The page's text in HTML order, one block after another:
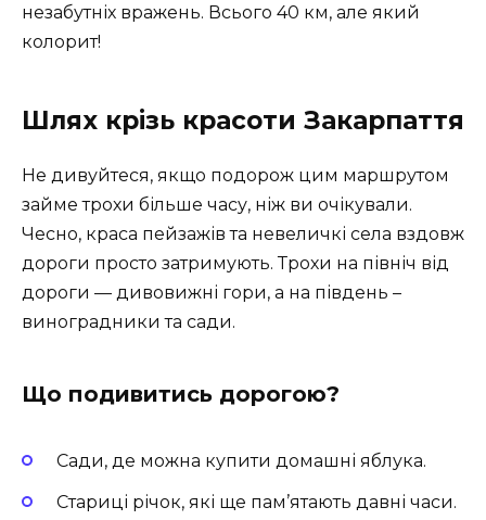
незабутніх вражень. Всього 40 км, але який
колорит!
Шлях крізь красоти Закарпаття
Не дивуйтеся, якщо подорож цим маршрутом
займе трохи більше часу, ніж ви очікували.
Чесно, краса пейзажів та невеличкі села вздовж
дороги просто затримують. Трохи на північ від
дороги — дивовижні гори, а на південь –
виноградники та сади.
Що подивитись дорогою?
Сади, де можна купити домашні яблука.
Стариці річок, які ще пам’ятають давні часи.